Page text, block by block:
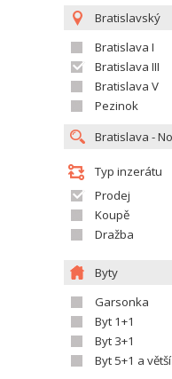
Bratislavský
Bratislava I
Bratislava III
Bratislava V
Pezinok
Typ inzerátu
Prodej
Koupě
Dražba
Byty
Garsonka
Byt 1+1
Byt 3+1
Byt 5+1 a větší